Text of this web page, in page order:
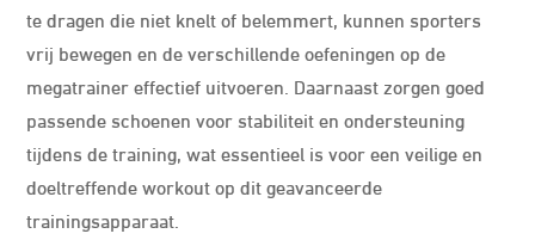
te dragen die niet knelt of belemmert, kunnen sporters
vrij bewegen en de verschillende oefeningen op de
megatrainer effectief uitvoeren. Daarnaast zorgen goed
passende schoenen voor stabiliteit en ondersteuning
tijdens de training, wat essentieel is voor een veilige en
doeltreffende workout op dit geavanceerde
trainingsapparaat.